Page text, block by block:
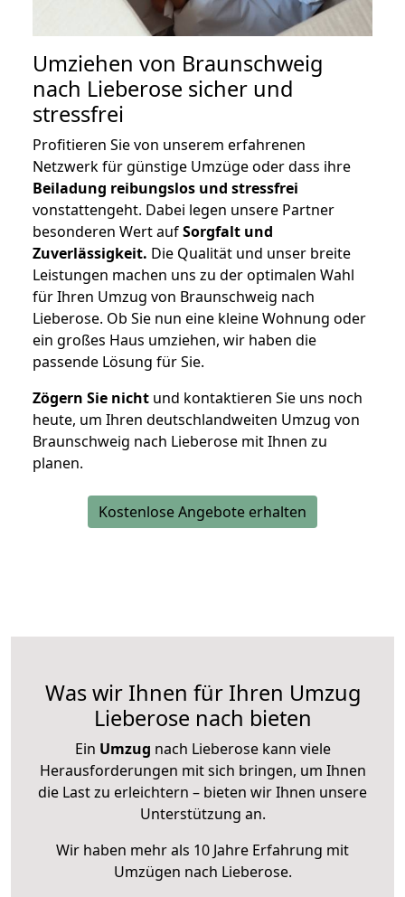
Umziehen von Braunschweig
nach Lieberose sicher und
stressfrei
Profitieren Sie von unserem erfahrenen
Netzwerk für günstige Umzüge oder dass ihre
Beiladung reibungslos und stressfrei
vonstattengeht. Dabei legen unsere Partner
besonderen Wert aufSorgfalt und
Zuverlässigkeit. Die Qualität und unser breite
Leistungen machen uns zu der optimalen Wahl
für Ihren Umzug von Braunschweig nach
Lieberose. Ob Sie nun eine kleine Wohnung oder
ein großes Haus umziehen, wir haben die
passende Lösung für Sie.
Zögern Sie nicht und kontaktieren Sie uns noch
heute, um Ihren deutschlandweiten Umzug von
Braunschweig nach Lieberose mit Ihnen zu
planen.
Kostenlose Angebote erhalten
Was wir Ihnen für Ihren Umzug
Lieberose nach bieten
Ein Umzug nach Lieberose kann viele
Herausforderungen mit sich bringen, um Ihnen
die Last zu erleichtern – bieten wir Ihnen unsere
Unterstützung an.
Wir haben mehr als 10 Jahre Erfahrung mit
Umzügen nach Lieberose.